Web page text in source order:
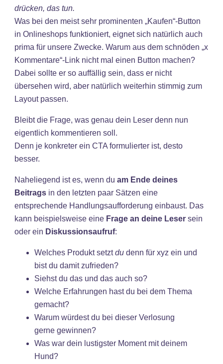
drücken, das tun.
Was bei den meist sehr prominenten „Kaufen“-Button
in Onlineshops funktioniert, eignet sich natürlich auch
prima für unsere Zwecke. Warum aus dem schnöden „x
Kommentare“-Link nicht mal einen Button machen?
Dabei sollte er so auffällig sein, dass er nicht
übersehen wird, aber natürlich weiterhin stimmig zum
Layout passen.
Bleibt die Frage, was genau dein Leser denn nun
eigentlich kommentieren soll.
Denn je konkreter ein CTA formulierter ist, desto
besser.
Naheliegend ist es, wenn du am Ende deines
Beitrags in den letzten paar Sätzen eine
entsprechende Handlungsaufforderung einbaust. Das
kann beispielsweise eine Frage an deine Leser sein
oder ein Diskussionsaufruf:
Welches Produkt setztdu denn für xyz ein und
bist du damit zufrieden?
Siehst du das und das auch so?
Welche Erfahrungen hast du bei dem Thema
gemacht?
Warum würdest du bei dieser Verlosung
gerne gewinnen?
Was war dein lustigster Moment mit deinem
Hund?